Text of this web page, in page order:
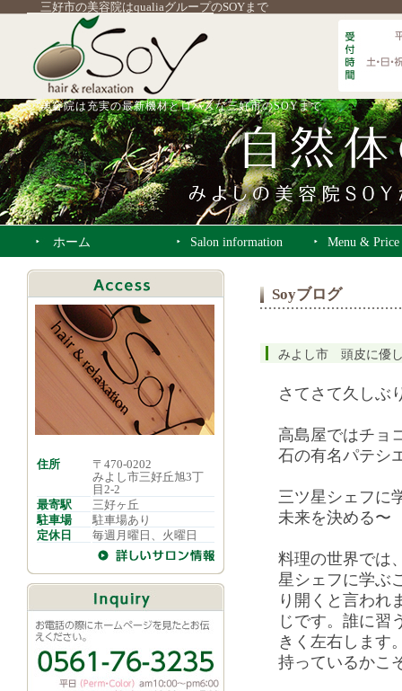
三好市の美容院はqualiaグループのSOYまで
美容院は充実の最新機材とロハスな三好市のSOYまで
ホーム Salon information Menu & Price
Soyブログ
みよし市 頭皮に優
さてさて久しぶ
高島屋ではチョ
石の有名パテシ
三ツ星シェフに
未来を決める〜
料理の世界では
星シェフに学ぶ
り開くと言われ
じです。誰に習
きく左右します
持っているかこ
住所
〒470-0202
みよし市三好丘旭3丁
目2-2
最寄駅
三好ヶ丘
駐車場
駐車場あり
定休日
毎週月曜日、火曜日